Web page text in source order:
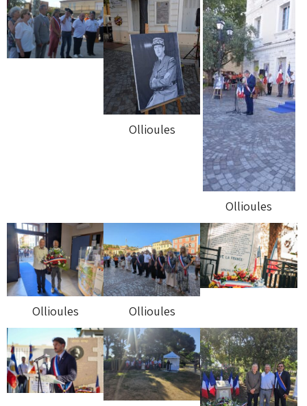
Ollioules
Ollioules
Ollioules Ollioules